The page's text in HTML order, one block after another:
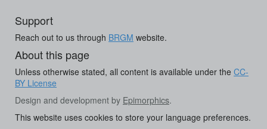
Support
Reach out to us through BRGM website.
About this page
Unless otherwise stated, all content is available under the CC-
BY License
Design and development by Epimorphics.
This website uses cookies to store your language preferences.